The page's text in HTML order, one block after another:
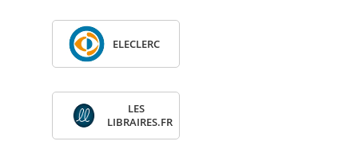
ELE­CLERC
LES
LIBRAIRES.FR